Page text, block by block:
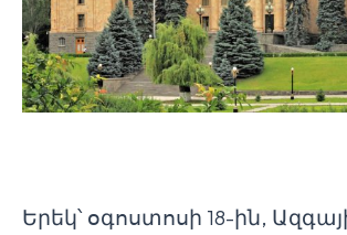
Երեկ՝ օգոստոսի 18-ին,